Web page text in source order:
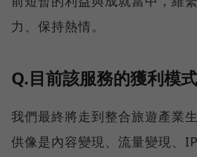
力、保持熱情。
Q.目前該服務的獲利模
我們最終將走到整合旅遊產業
供像是內容變現、流量變現、